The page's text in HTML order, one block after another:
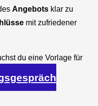
Angebots klar zu
mit zufriedener
du eine Vorlage für